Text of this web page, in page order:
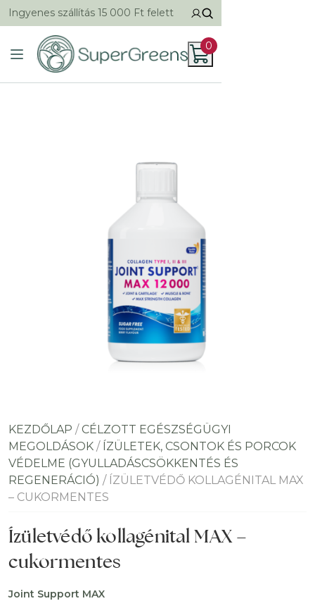
Ingyenes szállítás 15 000 Ft felett
0
KEZDŐLAP / CÉLZOTT EGÉSZSÉGÜGYI
MEGOLDÁSOK / ÍZÜLETEK, CSONTOK ÉS PORCOK
VÉDELME (GYULLADÁSCSÖKKENTÉS ÉS
REGENERÁCIÓ) / ÍZÜLETVÉDŐ KOLLAGÉNITAL MAX
– CUKORMENTES
Ízületvédő kollagénital MAX –
cukormentes
Joint Support MAX